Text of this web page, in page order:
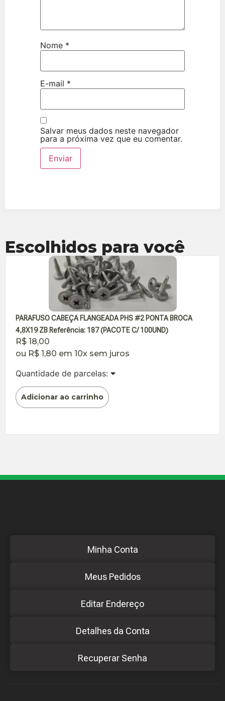
Nome *
E-mail *
Salvar meus dados neste navegador
para a próxima vez que eu comentar.
Escolhidos para você
PARAFUSO CABEÇA FLANGEADA PHS #2 PONTA BROCA
4,8X19 ZB Referência: 187 (PACOTE C/ 100UND)
R$ 18,00
ou R$ 1,80 em 10x sem juros
Quantidade de parcelas:
Adicionar ao carrinho
Minha Conta
Meus Pedidos
Editar Endereço
Detalhes da Conta
Recuperar Senha